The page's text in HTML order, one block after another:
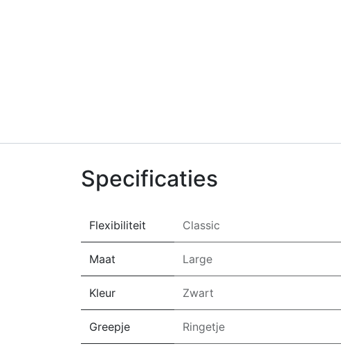
Specificaties
Flexibiliteit Classic
Maat Large
Kleur Zwart
Greepje Ringetje